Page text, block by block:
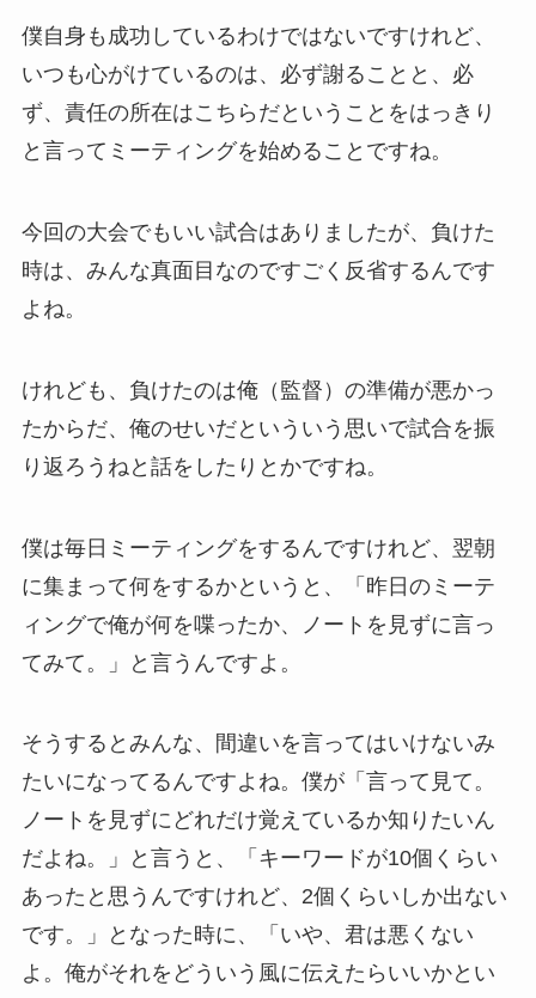
僕自身も成功しているわけではないですけれど、
いつも心がけているのは、必ず謝ることと、必
ず、責任の所在はこちらだということをはっきり
と言ってミーティングを始めることですね。
今回の大会でもいい試合はありましたが、負けた
時は、みんな真面目なのですごく反省するんです
よね。
けれども、負けたのは俺（監督）の準備が悪かっ
たからだ、俺のせいだといういう思いで試合を振
り返ろうねと話をしたりとかですね。
僕は毎日ミーティングをするんですけれど、翌朝
に集まって何をするかというと、「昨日のミーテ
ィングで俺が何を喋ったか、ノートを見ずに言っ
てみて。」と言うんですよ。
そうするとみんな、間違いを言ってはいけないみ
たいになってるんですよね。僕が「言って見て。
ノートを見ずにどれだけ覚えているか知りたいん
だよね。」と言うと、「キーワードが10個くらい
あったと思うんですけれど、2個くらいしか出ない
です。」となった時に、「いや、君は悪くない
よ。俺がそれをどういう風に伝えたらいいかとい